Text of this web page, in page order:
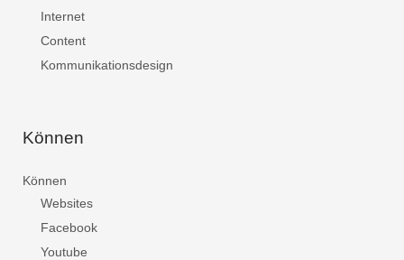
Internet
Content
Kommunikationsdesign
Können
Können
Websites
Facebook
Youtube